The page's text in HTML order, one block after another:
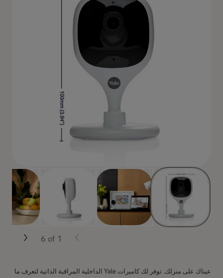
عيناك على منزلك. توفر لك كاميرات Yale الداخلية المراقبة الذاتية لتعرف ما
1
of
6